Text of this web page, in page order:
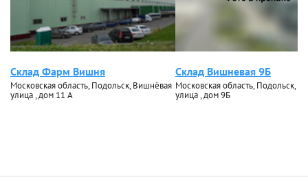
Склад Фарм Вишня
Московская область, Подольск, Вишнёвая
улица , дом 11 А
Склад Вишневая 9Б
Московская область, Подольск,
улица , дом 9Б